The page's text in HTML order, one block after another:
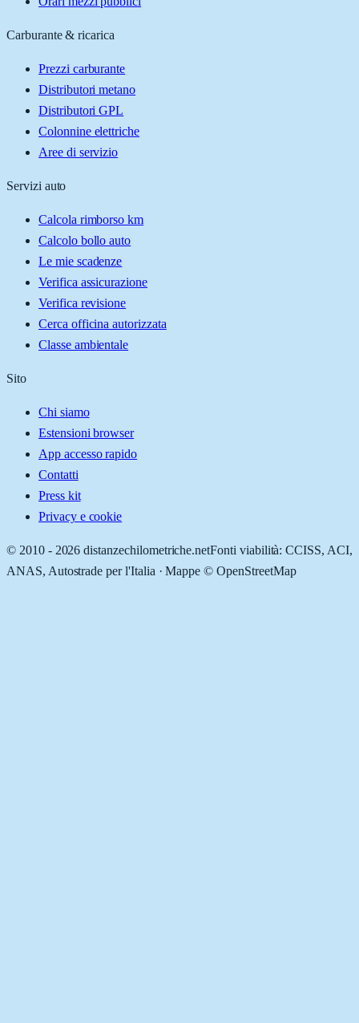
Carburante & ricarica
Prezzi carburante
Distributori metano
Distributori GPL
Colonnine elettriche
Aree di servizio
Servizi auto
Calcola rimborso km
Calcolo bollo auto
Le mie scadenze
Verifica assicurazione
Verifica revisione
Cerca officina autorizzata
Classe ambientale
Sito
Chi siamo
Estensioni browser
App accesso rapido
Contatti
Press kit
Privacy e cookie
© 2010 - 2026 distanzechilometriche.netFonti viabilità: CCISS, ACI,
ANAS, Autostrade per l'Italia · Mappe © OpenStreetMap